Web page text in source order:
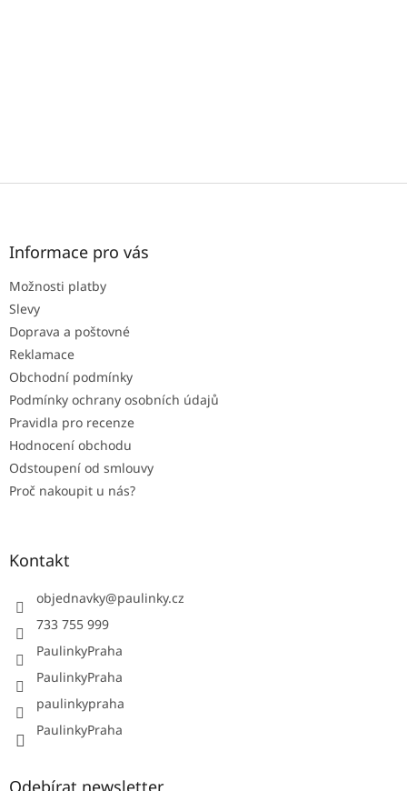
Z
Informace pro vás
Možnosti platby
Slevy
Doprava a poštovné
Reklamace
Obchodní podmínky
Podmínky ochrany osobních údajů
Pravidla pro recenze
Hodnocení obchodu
Odstoupení od smlouvy
Proč nakoupit u nás?
Kontakt
objednavky@paulinky.cz
733 755 999
PaulinkyPraha
PaulinkyPraha
paulinkypraha
PaulinkyPraha
Odebírat newsletter